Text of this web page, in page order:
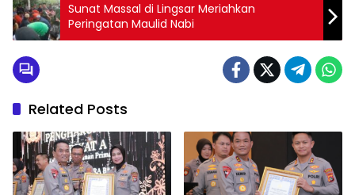
Sunat Massal di Lingsar Meriahkan
Peringatan Maulid Nabi
Related Posts